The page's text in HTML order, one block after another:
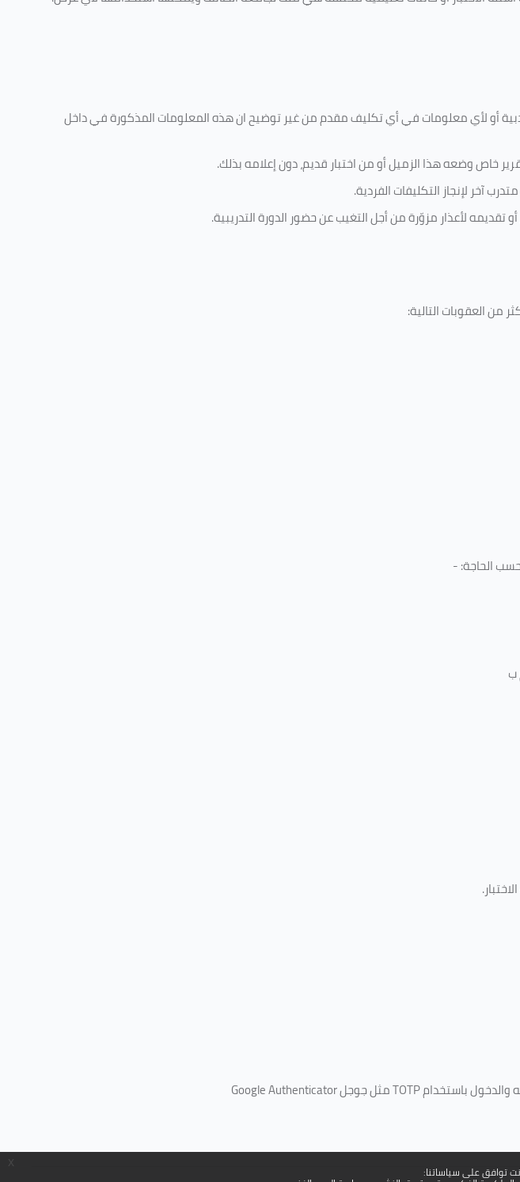
توافق على سياساتنا:
أو لأي معلومات في أي تكليف مقدم من غير توضيح ان هذه المعلومات المذكورة في داخل
خاص وضعه هذا الزميل أو من اختبار قديم، دون إعلامه بذلك.
آخر لإنجاز التكليفات الفردية.
لأعذار مزوّرة من أجل التغيب عن حضور الدورة التدريبية.
من العقوبات التالية:
الحاجة: -
ب
والدخول باستخدامTOTPمثل جوجلGoogle Authenticator